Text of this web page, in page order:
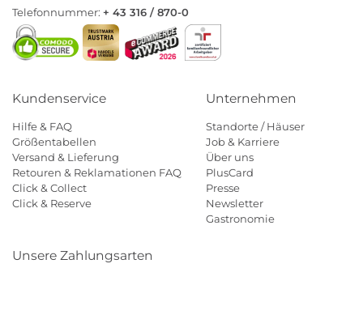
Telefonnummer: + 43 316 / 870-0
Kundenservice
Hilfe & FAQ
Größentabellen
Versand & Lieferung
Retouren & Reklamationen FAQ
Click & Collect
Click & Reserve
Unternehmen
Standorte / Häuser
Job & Karriere
Über uns
PlusCard
Presse
Newsletter
Gastronomie
Unsere Zahlungsarten